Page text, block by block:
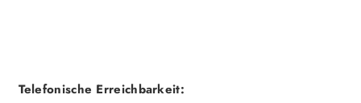
Telefonische Erreichbarkeit: